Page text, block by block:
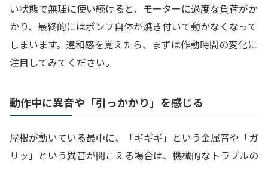
い状態で無理に使い続けると、モーターに過度な負荷がか
かり、最終的にはポンプ自体が焼き付いて動かなくなって
しまいます。違和感を覚えたら、まずは作動時間の変化に
注目してみてください。
動作中に異音や「引っかかり」を感じる
屋根が動いている最中に、「ギギギ」という金属音や「ガ
リッ」という異音が聞こえる場合は、機械的なトラブルの